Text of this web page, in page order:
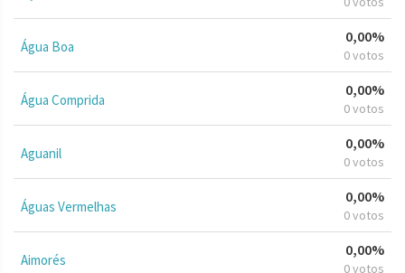
Água Boa
0,00%
0 votos
Água Comprida
0,00%
0 votos
Aguanil
0,00%
0 votos
Águas Vermelhas
0,00%
0 votos
Aimorés
0,00%
0 votos